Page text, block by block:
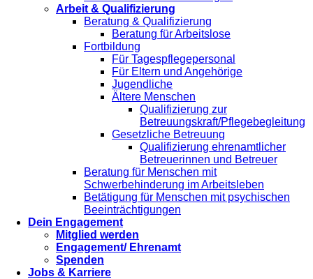
Arbeit & Qualifizierung
Beratung & Qualifizierung
Beratung für Arbeitslose
Fortbildung
Für Tagespflegepersonal
Für Eltern und Angehörige
Jugendliche
Ältere Menschen
Qualifizierung zur
Betreuungskraft/Pflegebegleitung
Gesetzliche Betreuung
Qualifizierung ehrenamtlicher
Betreuerinnen und Betreuer
Beratung für Menschen mit
Schwerbehinderung im Arbeitsleben
Betätigung für Menschen mit psychischen
Beeinträchtigungen
Dein Engagement
Mitglied werden
Engagement/ Ehrenamt
Spenden
Jobs & Karriere